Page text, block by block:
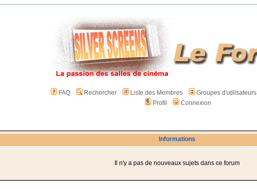
FAQ Rechercher Liste des Membres Groupes d'utilisateurs
Profil
Connexion
Informations
Il n'y a pas de nouveaux sujets dans ce forum